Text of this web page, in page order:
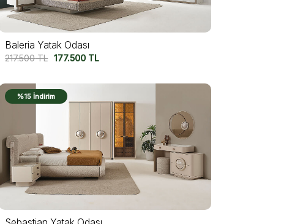
Baleria Yatak Odası
217.500TL 177.500 TL
%15 İndirim